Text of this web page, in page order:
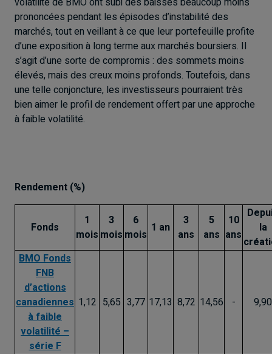
prononcées pendant les épisodes d’instabilité des
marchés, tout en veillant à ce que leur portefeuille profite
d’une exposition à long terme aux marchés boursiers. Il
s’agit d’une sorte de compromis : des sommets moins
élevés, mais des creux moins profonds. Toutefois, dans
une telle conjoncture, les investisseurs pourraient très
bien aimer le profil de rendement offert par une approche
à faible volatilité.
Rendement (%)
Fonds
1
mois
3
mois
6
mois 1 an
3
ans
5
ans
10
ans
la
BMO Fonds
FNB
d’actions
canadiennes
à faible
volatilité –
série F
1,12 5,65 3,77 17,13 8,72 14,56 - 9,90